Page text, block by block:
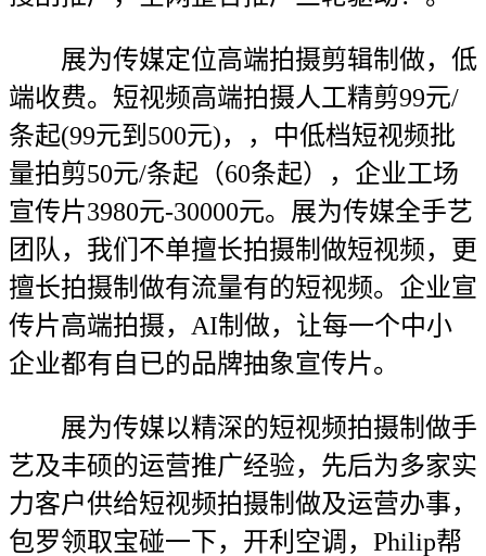
展为传媒定位高端拍摄剪辑制做，低
端收费。短视频高端拍摄人工精剪99元/
条起(99元到500元)，，中低档短视频批
量拍剪50元/条起（60条起），企业工场
宣传片3980元-30000元。展为传媒全手艺
团队，我们不单擅长拍摄制做短视频，更
擅长拍摄制做有流量有的短视频。企业宣
传片高端拍摄，AI制做，让每一个中小
企业都有自已的品牌抽象宣传片。
展为传媒以精深的短视频拍摄制做手
艺及丰硕的运营推广经验，先后为多家实
力客户供给短视频拍摄制做及运营办事，
包罗领取宝碰一下，开利空调，Philip帮